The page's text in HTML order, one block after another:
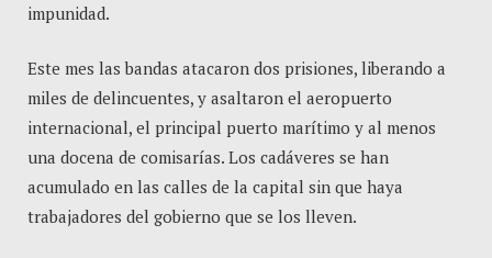
impunidad.
Este mes las bandas atacaron dos prisiones, liberando a
miles de delincuentes, y asaltaron el aeropuerto
internacional, el principal puerto marítimo y al menos
una docena de comisarías. Los cadáveres se han
acumulado en las calles de la capital sin que haya
trabajadores del gobierno que se los lleven.